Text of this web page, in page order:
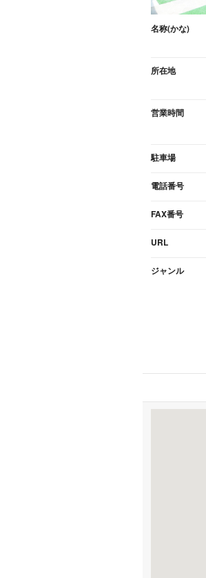
名称(かな)
所在地
営業時間
駐車場
電話番号
FAX番号
URL
ジャンル